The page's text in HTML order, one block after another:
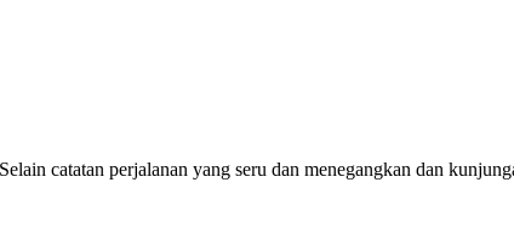
catatan perjalanan yang seru dan menegangkan dan